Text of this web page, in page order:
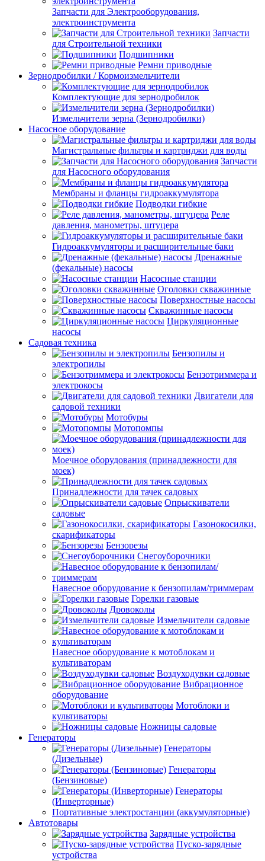
Запчасти для Электрооборудования,
электроинструмента
Запчасти
для Строительной техники
Подшипники
Ремни приводные
Зернодробилки / Кормоизмельчители
Комплектующие для зернодробилок
Измельчители зерна (Зернодробилки)
Насосное оборудование
Магистральные фильтры и картриджи для воды
Запчасти
для Насосного оборудования
Мембраны и фланцы гидроаккумулятора
Подводки гибкие
Реле
давления, манометры, штуцера
Гидроаккумуляторы и расширительные баки
Дренажные
(фекальные) насосы
Насосные станции
Оголовки скважинные
Поверхностные насосы
Скважинные насосы
Циркуляционные
насосы
Садовая техника
Бензопилы и
электропилы
Бензотриммера и
электрокосы
Двигатели для
садовой техники
Мотобуры
Мотопомпы
Моечное оборудования (принадлежности для
моек)
Принадлежности для тачек садовых
Опрыскиватели
садовые
Газонокосилки,
скарификаторы
Бензорезы
Снегоуборочники
Навесное оборудование к бензопилам/триммерам
Горелки газовые
Дровоколы
Измельчители садовые
Навесное оборудование к мотоблокам и
культиваторам
Воздуходувки садовые
Вибрационное
оборудование
Мотоблоки и
культиваторы
Ножницы садовые
Генераторы
Генераторы
(Дизельные)
Генераторы
(Бензиновые)
Генераторы
(Инверторные)
Портативные электростанции (аккумуляторные)
Автотовары
Зарядные устройства
Пуско-зарядные
устройства